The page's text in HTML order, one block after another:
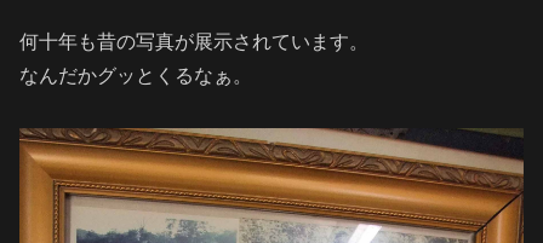
何十年も昔の写真が展示されています。
なんだかグッとくるなぁ。